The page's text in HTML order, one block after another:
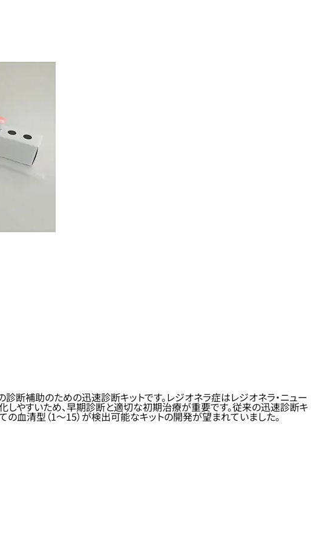
診断補助のための迅速診断キットです。レジオネラ症はレジオネラ・ニュー
しやすいため、早期診断と適切な初期治療が重要です。従来の迅速診断キ
の血清型（1～15）が検出可能なキットの開発が望まれていました。